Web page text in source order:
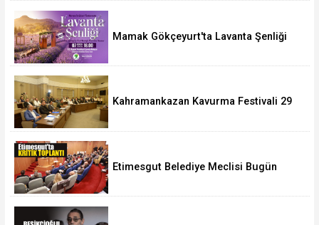
Mamak Gökçeyurt'ta Lavanta Şenliği
Kahramankazan Kavurma Festivali 29
Etimesgut Belediye Meclisi Bugün